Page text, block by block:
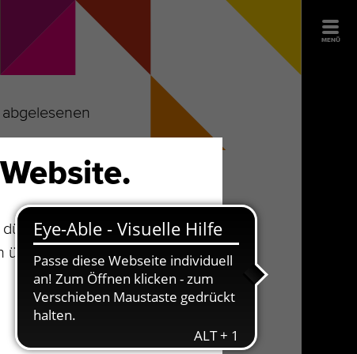
Ihre Auswahl bleibt für
die
MENÜ